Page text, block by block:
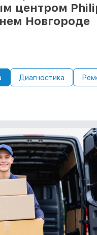
центром
Новгороде
Диагностика